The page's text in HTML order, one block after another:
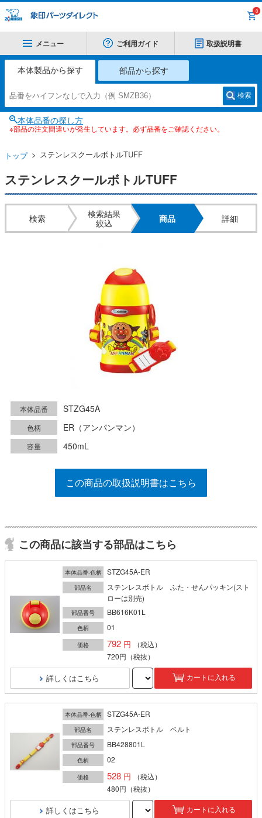
0
メニュー ご利用ガイド 取扱説明書
本体製品から探す 部品から探す
検索
本体品番の探し方
※部品の注文間違いが発生しています。必ず品番をご確認ください。
トップ ステンレスクールボトルTUFF
ステンレスクールボトルTUFF
検索
検索結果
絞込
商品 詳細
本体品番 STZG45A
色柄 ER（アンパンマン）
容量 450mL
この商品の取扱説明書はこちら
この商品に該当する部品はこちら
本体品番-色柄 STZG45A-ER
部品名
ステンレスボトル ふた・せんパッキン(スト
ローは別売)
部品番号 BB616K01L
色柄 01
価格 792
（税込）
720円 （税抜）
詳しくはこちら カートに入れる
本体品番-色柄 STZG45A-ER
部品名 ステンレスボトル ベルト
部品番号 BB428801L
色柄 02
価格 528
（税込）
480円 （税抜）
詳しくはこちら カートに入れる